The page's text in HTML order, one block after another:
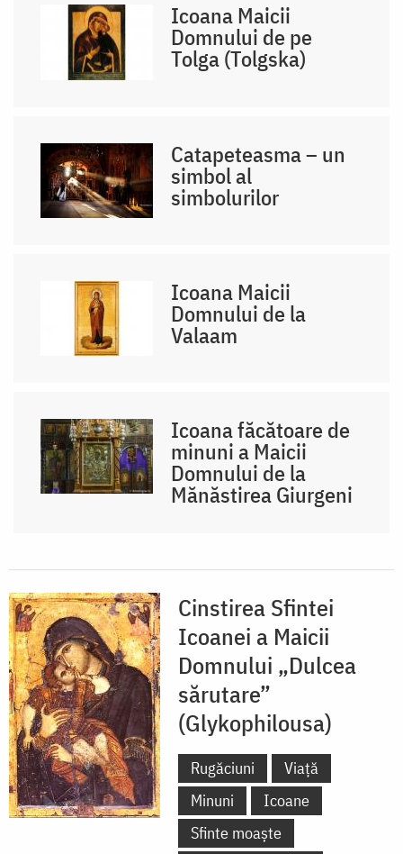
Icoana Maicii
Domnului de pe
Tolga (Tolgska)
Catapeteasma – un
simbol al
simbolurilor
Icoana Maicii
Domnului de la
Valaam
Icoana făcătoare de
minuni a Maicii
Domnului de la
Mănăstirea Giurgeni
Cinstirea Sfintei
Icoanei a Maicii
Domnului „Dulcea
sărutare”
(Glykophilousa)
Rugăciuni
Viață
Minuni
Icoane
Sfinte moaște